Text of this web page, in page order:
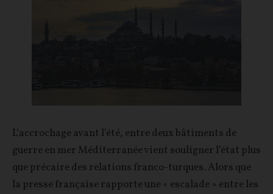
L’accrochage avant l’été, entre deux bâtiments de
guerre en mer Méditerranée vient souligner l’état plus
que précaire des relations franco-turques. Alors que
la presse française rapporte une « escalade » entre les